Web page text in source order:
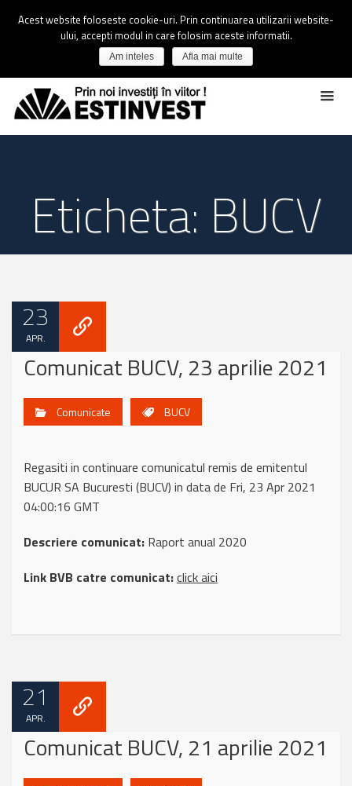
Eticheta: BUCV
23
APR.
Comunicat BUCV, 23 aprilie 2021
Comunicate BUCV
Regasiti in continuare comunicatul remis de emitentul
BUCUR SA Bucuresti (BUCV) in data de Fri, 23 Apr 2021
04:00:16 GMT
Descriere comunicat: Raport anual 2020
Link BVB catre comunicat:click aici
21
APR.
Comunicat BUCV, 21 aprilie 2021
Acest website foloseste cookie-uri. Prin continuarea utilizarii website-
ului, accepti modul in care folosim aceste informatii.
Am inteles Afla mai multe